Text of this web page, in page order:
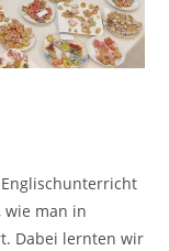
wie man in
Dabei lernten wir